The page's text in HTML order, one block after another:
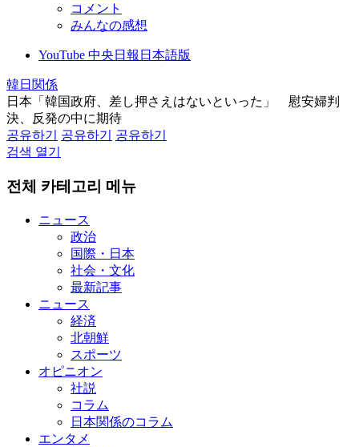
コメント
みんなの感想
YouTube 中央日報日本語版
韓日関係
日本「韓国政府、差し押さえはないといった」 慰安婦判
決、反発の中に期待
공유하기
공유하기
공유하기
검색 열기
전체 카테고리 메뉴
ニュース
政治
国際・日本
社会・文化
最新記事
ニュース
経済
北朝鮮
スポーツ
オピニオン
社説
コラム
日本関係のコラム
エンタメ